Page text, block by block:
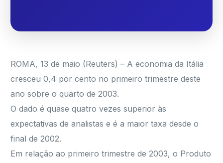
ROMA, 13 de maio (Reuters) – A economia da Itália
cresceu 0,4 por cento no primeiro trimestre deste
ano sobre o quarto de 2003.
O dado é quase quatro vezes superior às
expectativas de analistas e é a maior taxa desde o
final de 2002.
Em relação ao primeiro trimestre de 2003, o Produto